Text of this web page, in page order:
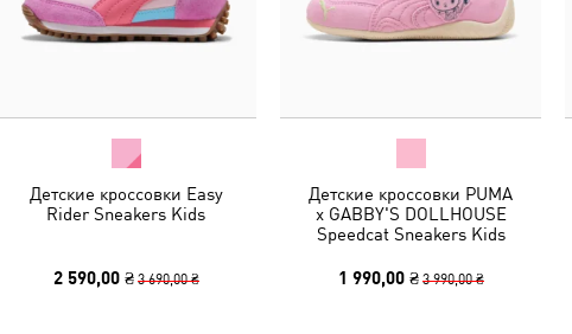
Детские кроссовки Easy
Rider Sneakers Kids
2 590,00 ₴ 3 690,00 ₴
Детские кроссовки PUMA
x GABBY'S DOLLHOUSE
Speedcat Sneakers Kids
1 990,00 ₴ 3 990,00 ₴